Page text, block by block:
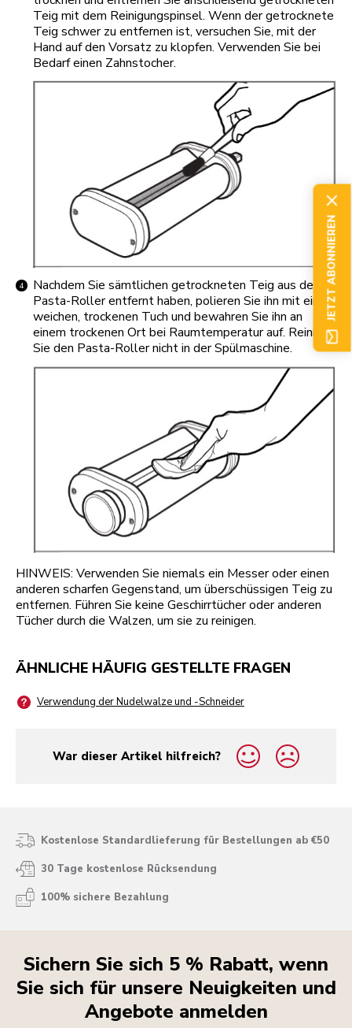
Teig mit dem Reinigungspinsel. Wenn der getrocknete
Teig schwer zu entfernen ist, versuchen Sie, mit der
Hand auf den Vorsatz zu klopfen. Verwenden Sie bei
Bedarf einen Zahnstocher.
Nachdem Sie sämtlichen getrockneten Teig aus dem
Pasta-Roller entfernt haben, polieren Sie ihn mit einem
weichen, trockenen Tuch und bewahren Sie ihn an
einem trockenen Ort bei Raumtemperatur auf. Reinigen
Sie den Pasta-Roller nicht in der Spülmaschine.
HINWEIS: Verwenden Sie niemals ein Messer oder einen
anderen scharfen Gegenstand, um überschüssigen Teig zu
entfernen. Führen Sie keine Geschirrtücher oder anderen
Tücher durch die Walzen, um sie zu reinigen.
ÄHNLICHE HÄUFIG GESTELLTE FRAGEN
Verwendung der Nudelwalze und -Schneider
War dieser Artikel hilfreich?
yes
no
Kostenlose Standardlieferung für Bestellungen ab €50
30 Tage kostenlose Rücksendung
100% sichere Bezahlung
Sichern Sie sich 5 % Rabatt, wenn
Sie sich für unsere Neuigkeiten und
Angebote anmelden
JETZT ABONNIEREN